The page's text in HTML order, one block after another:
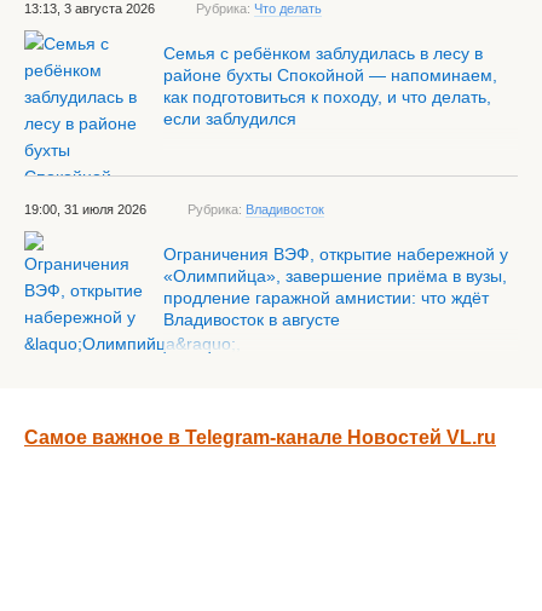
13:13, 3 августа 2026 Рубрика: Что делать
Семья с ребёнком заблудилась в лесу в
районе бухты Спокойной — напоминаем,
как подготовиться к походу, и что делать,
если заблудился
19:00, 31 июля 2026 Рубрика: Владивосток
Ограничения ВЭФ, открытие набережной у
«Олимпийца», завершение приёма в вузы,
продление гаражной амнистии: что ждёт
Владивосток в августе
Самое важное в Telegram-канале Новостей VL.ru